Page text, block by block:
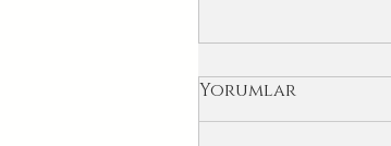
Yorumlar